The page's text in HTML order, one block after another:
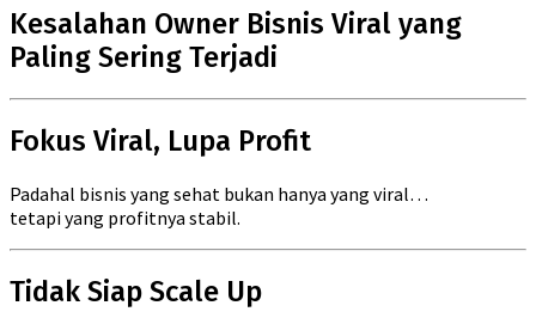
Kesalahan Owner Bisnis Viral yang
Paling Sering Terjadi
Fokus Viral, Lupa Profit
Padahal bisnis yang sehat bukan hanya yang viral…
tetapi yang profitnya stabil.
Tidak Siap Scale Up